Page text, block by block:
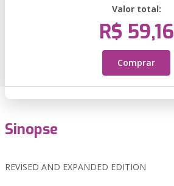
Valor total:
R$ 59,16
Comprar
Sinopse
REVISED AND EXPANDED EDITION